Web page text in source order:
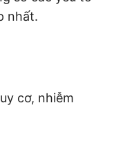
nhất.
cơ, nhiễm